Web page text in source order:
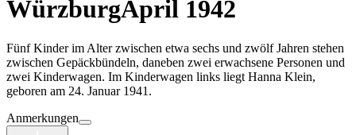
WürzburgApril 1942
Fünf Kinder im Alter zwischen etwa sechs und zwölf Jahren stehen
zwischen Gepäckbündeln, daneben zwei erwachsene Personen und
zwei Kinderwagen. Im Kinderwagen links liegt Hanna Klein,
geboren am 24. Januar 1941.
Anmerkungen